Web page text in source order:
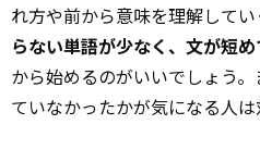
れ方や前から意味を理解して
らない単語が少なく、文が短
から始めるのがいいでしょう
ていなかったかが気になる人